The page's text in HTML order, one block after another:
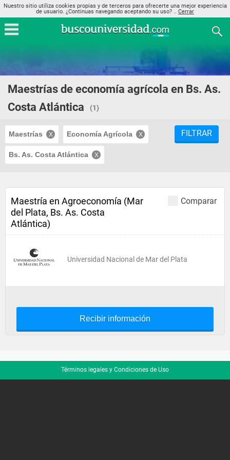
Nuestro sitio utiliza cookies propias y de terceros para ofrecerte una mejor experiencia
de usuario. ¿Continuas navegando aceptando su uso? .. Cerrar
Maestrías de economía agrícola en Bs. As.
Costa Atlántica
(1)
Maestrías Economía Agrícola
Bs. As. Costa Atlántica
FILTRAR
Comparar
Maestría en Agroeconomía (Mar
del Plata, Bs. As. Costa
Atlántica)
Universidad Nacional de Mar del Plata
Recibir información
Términos legales y Condiciones de Uso